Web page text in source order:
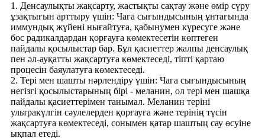
1. Денсаулықты жақсарту, жастықты сақтау және өмір сүру
ұзақтығын арттыру үшін: Чага сығындысының ұнтағында
иммундық жүйені нығайтуға, қабынумен күресуге және
бос радикалдардан қорғауға көмектесетін көптеген
пайдалы қосылыстар бар. Бұл қасиеттер жалпы денсаулық
пен әл-ауқатты жақсартуға көмектеседі, тіпті қартаю
процесін баяулатуға көмектеседі.
2. Тері мен шашты нәрлендіру үшін: Чага сығындысының
негізгі қосылыстарының бірі - меланин, ол тері мен шашқа
пайдалы қасиеттерімен танымал. Меланин теріні
ультракүлгін сәулелерден қорғауға және терінің түсін
жақсартуға көмектеседі, сонымен қатар шаштың сау өсуіне
ықпал етеді.